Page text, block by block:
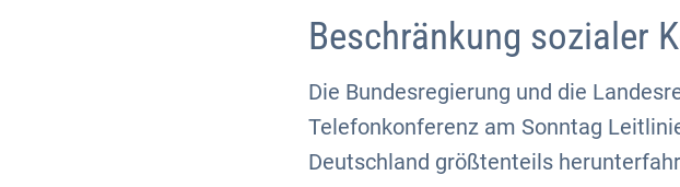
Beschränkung sozialer
Die Bundesregierung und die
Telefonkonferenz am Sonntag
Deutschland größtenteils